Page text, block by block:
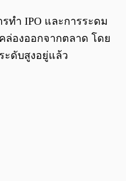
ทำ IPO และการระดม
องออกจากตลาด โดย
ะดับสูงอยู่แล้ว